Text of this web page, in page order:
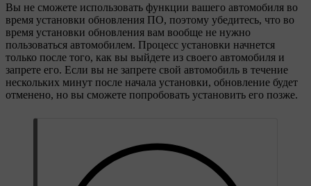
Вы не сможете использовать функции вашего автомобиля во
время установки обновления ПО, поэтому убедитесь, что во
время установки обновления вам вообще не нужно
пользоваться автомобилем. Процесс установки начнется
только после того, как вы выйдете из своего автомобиля и
запрете его. Если вы не запрете свой автомобиль в течение
нескольких минут после начала установки, обновление будет
отменено, но вы сможете попробовать установить его позже.